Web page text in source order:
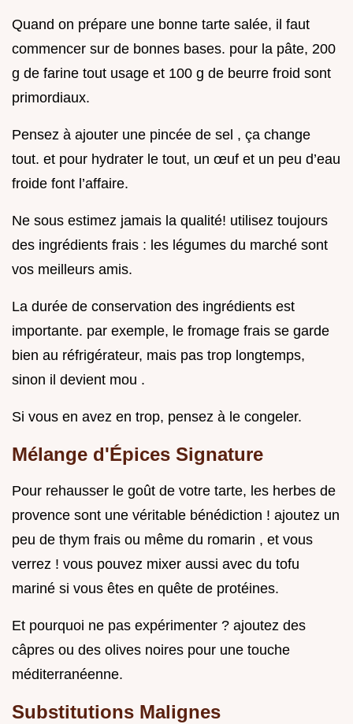
Quand on prépare une bonne tarte salée, il faut
commencer sur de bonnes bases. pour la pâte, 200
g de farine tout usage et 100 g de beurre froid sont
primordiaux.
Pensez à ajouter une pincée de sel , ça change
tout. et pour hydrater le tout, un œuf et un peu d’eau
froide font l’affaire.
Ne sous estimez jamais la qualité! utilisez toujours
des ingrédients frais : les légumes du marché sont
vos meilleurs amis.
La durée de conservation des ingrédients est
importante. par exemple, le fromage frais se garde
bien au réfrigérateur, mais pas trop longtemps,
sinon il devient mou .
Si vous en avez en trop, pensez à le congeler.
Mélange d'Épices Signature
Pour rehausser le goût de votre tarte, les herbes de
provence sont une véritable bénédiction ! ajoutez un
peu de thym frais ou même du romarin , et vous
verrez ! vous pouvez mixer aussi avec du tofu
mariné si vous êtes en quête de protéines.
Et pourquoi ne pas expérimenter ? ajoutez des
câpres ou des olives noires pour une touche
méditerranéenne.
Substitutions Malignes